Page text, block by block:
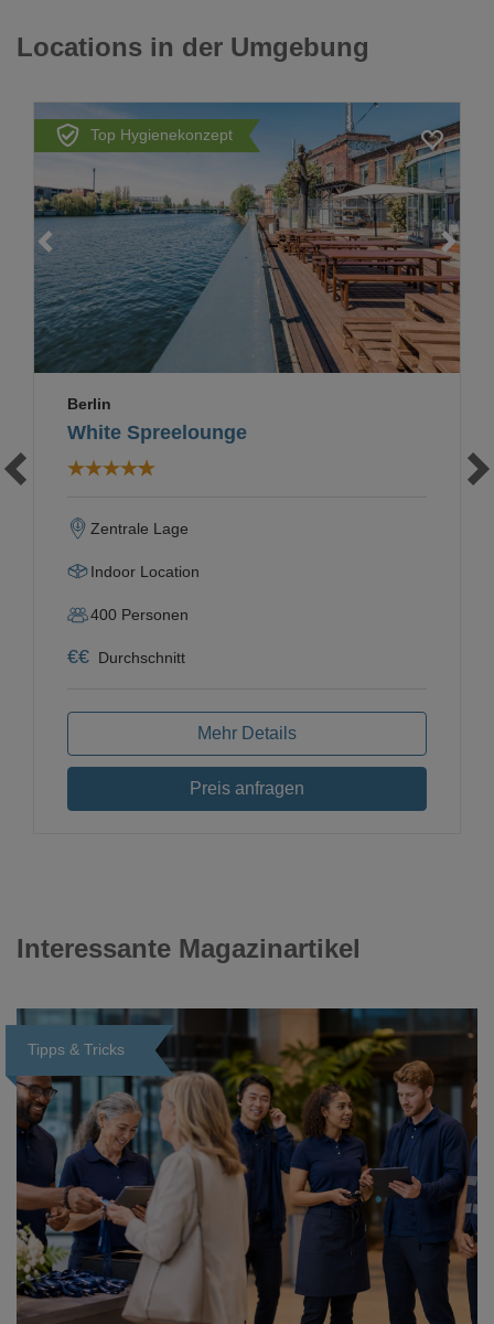
Locations in der Umgebung
Top Hygienekonzept
Loading...
White Spreelounge
Berlin
Zentrale Lage
Indoor Location
400 Personen
€€ Durchschnitt
Mehr Details
Preis anfragen
Interessante Magazinartikel
Tipps & Tricks
Loading...